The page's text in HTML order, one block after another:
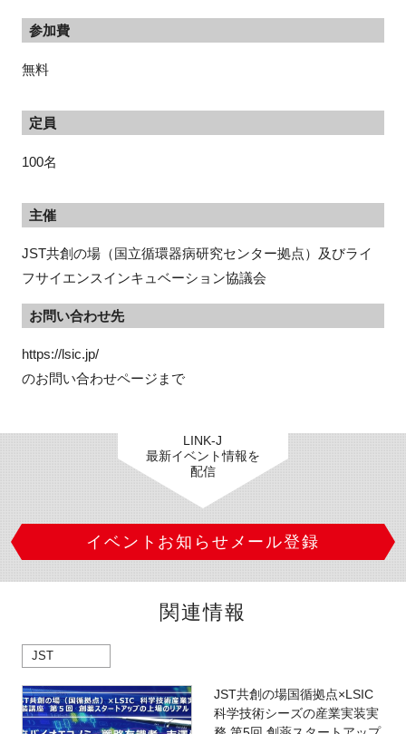
参加費
無料
定員
100名
主催
JST共創の場（国立循環器病研究センター拠点）及びライ
フサイエンスインキュベーション協議会
お問い合わせ先
https://lsic.jp/
のお問い合わせページまで
LINK-J
最新イベント情報を
配信
イベントお知らせメール登録
関連情報
JST
JST共創の場国循拠点×LSIC
科学技術シーズの産業実装実